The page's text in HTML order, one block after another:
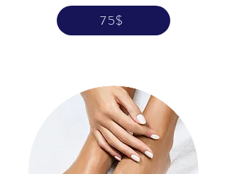
75$